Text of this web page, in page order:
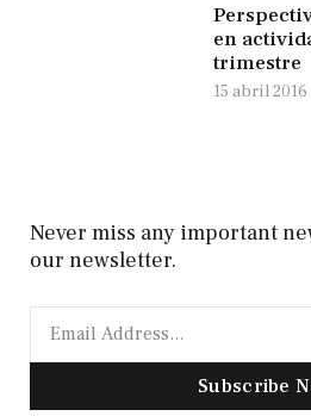
en
trimestre
15 abril 2016
Never miss any important
our newsletter.
Subscribe